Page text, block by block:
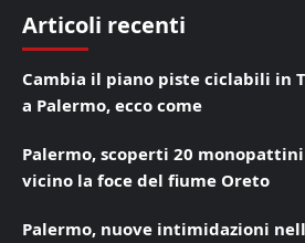
Articoli recenti
Cambia il piano piste ciclabili in
a Palermo, ecco come
Palermo, scoperti 20
vicino la foce del fiume Oreto
Palermo, nuove intimidazioni